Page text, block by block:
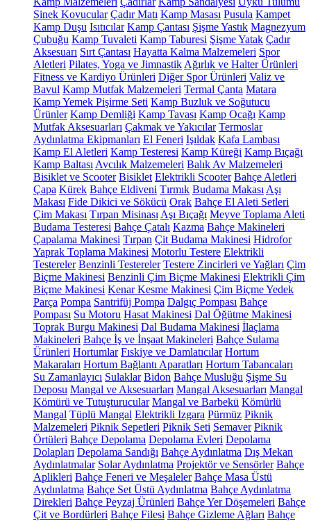
Sinek Kovucular Çadır Matı Kamp Masası Pusula Kampet
Kamp Duşu Isıtıcılar Kamp Çantası Şişme Yastık Magnezyum
Çubuğu Kamp Tuvaleti Kamp Taburesi Şişme Yatak Çadır
Aksesuarı Sırt Çantası Hayatta Kalma Malzemeleri Spor
Aletleri Pilates, Yoga ve Jimnastik Ağırlık ve Halter Ürünleri
Fitness ve Kardiyo Ürünleri Diğer Spor Ürünleri Valiz ve
Bavul Kamp Mutfak Malzemeleri Termal Çanta Matara
Kamp Yemek Pişirme Seti Kamp Buzluk ve Soğutucu
Ürünler Kamp Demliği Kamp Tavası Kamp Ocağı Kamp
Mutfak Aksesuarları Çakmak ve Yakıcılar Termoslar
Aydınlatma Ekipmanları El Feneri Işıldak Kafa Lambası
Kamp El Aletleri Kamp Testeresi Kamp Küreği Kamp Bıçağı
Kamp Baltası Avcılık Malzemeleri Balık Av Malzemeleri
Bisiklet ve Scooter Bisiklet Elektrikli Scooter Bahçe Aletleri
Çapa Kürek Bahçe Eldiveni Tırmık Budama Makası Aşı
Makası Fide Dikici ve Sökücü Orak Bahçe El Aleti Setleri
Çim Makası Tırpan Misinası Aşı Bıçağı Meyve Toplama Aleti
Budama Testeresi Bahçe Çatalı Kazma Bahçe Makineleri
Çapalama Makinesi Tırpan Çit Budama Makinesi Hidrofor
Yaprak Toplama Makinesi Motorlu Testere Elektrikli
Testereler Benzinli Testereler Testere Zincirleri ve Yağları Çim
Biçme Makinesi Benzinli Çim Biçme Makinesi Elektrikli Çim
Biçme Makinesi Kenar Kesme Makinesi Çim Biçme Yedek
Parça Pompa Santrifüj Pompa Dalgıç Pompası Bahçe
Pompası Su Motoru Hasat Makinesi Dal Öğütme Makinesi
Toprak Burgu Makinesi Dal Budama Makinesi İlaçlama
Makineleri Bahçe İş ve İnşaat Makineleri Bahçe Sulama
Ürünleri Hortumlar Fıskiye ve Damlatıcılar Hortum
Makaraları Hortum Bağlantı Aparatları Hortum Tabancaları
Su Zamanlayıcı Sulaklar Bidon Bahçe Musluğu Şişme Su
Deposu Mangal ve Aksesuarları Mangal Aksesuarları Mangal
Kömürü ve Tutuşturucular Mangal ve Barbekü Kömürlü
Mangal Tüplü Mangal Elektrikli Izgara Pürmüz Piknik
Malzemeleri Piknik Sepetleri Piknik Seti Semaver Piknik
Örtüleri Bahçe Depolama Depolama Evleri Depolama
Dolapları Depolama Sandığı Bahçe Aydınlatma Dış Mekan
Aydınlatmalar Solar Aydınlatma Projektör ve Sensörler Bahçe
Aplikleri Bahçe Feneri ve Meşaleler Bahçe Masa Üstü
Aydınlatma Bahçe Set Üstü Aydınlatma Bahçe Aydınlatma
Direkleri Bahçe Peyzaj Ürünleri Bahçe Yer Döşemeleri Bahçe
Çit ve Bordürleri Bahçe Filesi Bahçe Gizleme Ağları Bahçe